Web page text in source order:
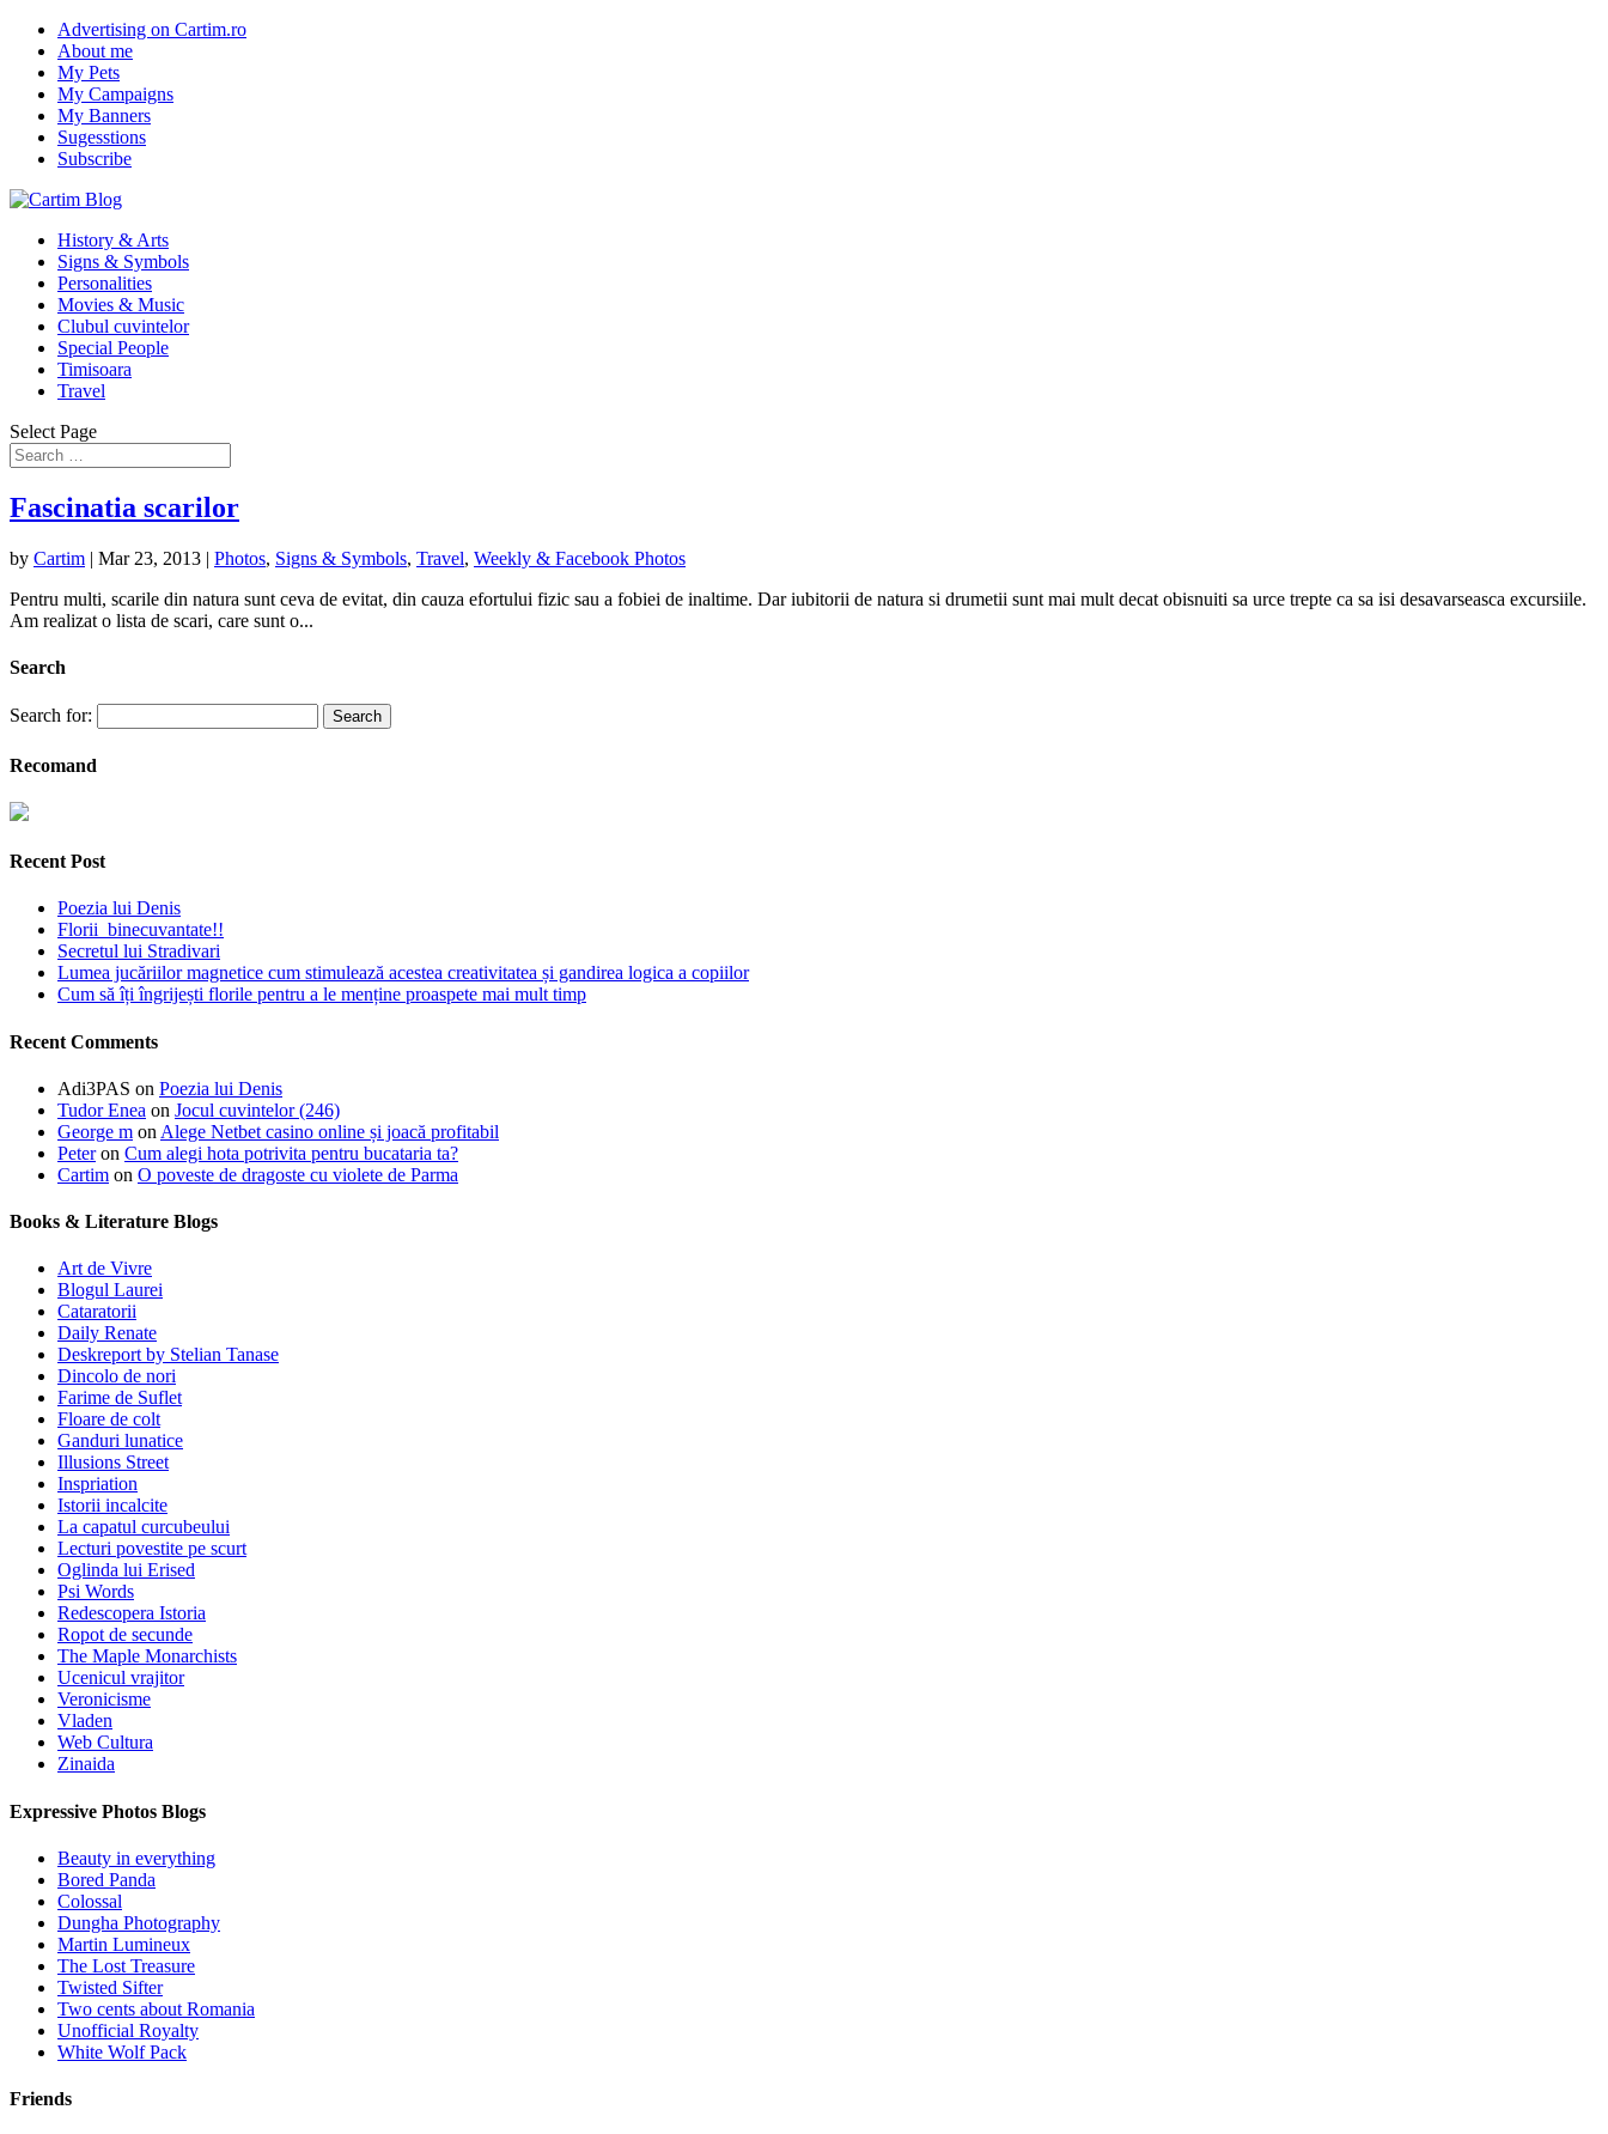
Advertising on Cartim.ro
About me
My Pets
My Campaigns
My Banners
Sugesstions
Subscribe
History & Arts
Signs & Symbols
Personalities
Movies & Music
Clubul cuvintelor
Special People
Timisoara
Travel
Select Page
Fascinatia scarilor
by Cartim | Mar 23, 2013 | Photos, Signs & Symbols, Travel, Weekly & Facebook Photos
Pentru multi, scarile din natura sunt ceva de evitat, din cauza efortului fizic sau a fobiei de inaltime. Dar iubitorii de natura si drumetii sunt mai mult decat obisnuiti sa urce trepte ca sa isi desavarseasca excursiile.
Am realizat o lista de scari, care sunt o...
Search
Search for:
Recomand
Recent Post
Poezia lui Denis
Florii binecuvantate!!
Secretul lui Stradivari
Lumea jucăriilor magnetice cum stimulează acestea creativitatea și gandirea logica a copiilor
Cum să îți îngrijești florile pentru a le menține proaspete mai mult timp
Recent Comments
Adi3PAS on Poezia lui Denis
Tudor Enea on Jocul cuvintelor (246)
George m on Alege Netbet casino online și joacă profitabil
Peteron Cum alegi hota potrivita pentru bucataria ta?
Cartim on O poveste de dragoste cu violete de Parma
Books & Literature Blogs
Art de Vivre
Blogul Laurei
Cataratorii
Daily Renate
Deskreport by Stelian Tanase
Dincolo de nori
Farime de Suflet
Floare de colt
Ganduri lunatice
Illusions Street
Inspriation
Istorii incalcite
La capatul curcubeului
Lecturi povestite pe scurt
Oglinda lui Erised
Psi Words
Redescopera Istoria
Ropot de secunde
The Maple Monarchists
Ucenicul vrajitor
Veronicisme
Vladen
Web Cultura
Zinaida
Expressive Photos Blogs
Beauty in everything
Bored Panda
Colossal
Dungha Photography
Martin Lumineux
The Lost Treasure
Twisted Sifter
Two cents about Romania
Unofficial Royalty
White Wolf Pack
Friends